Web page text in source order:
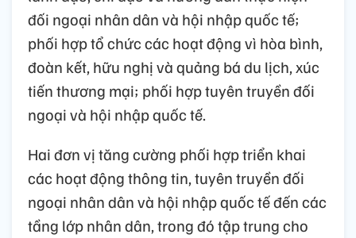
đối ngoại nhân dân và hội nhập quốc tế;
phối hợp tổ chức các hoạt động vì hòa bình,
đoàn kết, hữu nghị và quảng bá du lịch, xúc
tiến thương mại; phối hợp tuyên truyền đối
ngoại và hội nhập quốc tế.
Hai đơn vị tăng cường phối hợp triển khai
các hoạt động thông tin, tuyên truyền đối
ngoại nhân dân và hội nhập quốc tế đến các
tầng lớp nhân dân, trong đó tập trung cho